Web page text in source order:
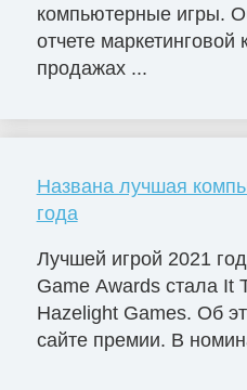
компьютерные игры.
отчете
продажах ...
Названа лучшая
года
Лучшей игрой 2021
Game Awards стала It
Hazelight Games. Об
сайте премии. В